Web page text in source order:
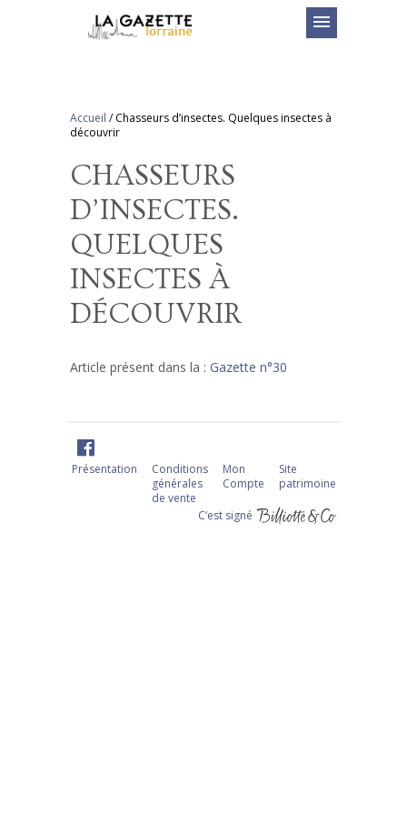
menu
Accueil /Chasseurs d’insectes. Quelques insectes à
découvrir
CHASSEURS
D’INSECTES.
QUELQUES
INSECTES À
DÉCOUVRIR
Article présent dans la : Gazette n°30
Présentation
Conditions
générales
de vente
Mon
Compte
Site
patrimoine
C‘est signé